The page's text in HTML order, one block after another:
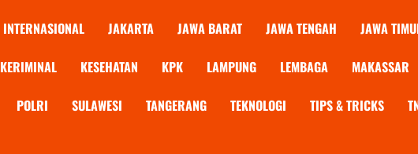
INTERNASIONAL JAKARTA JAWA BARAT JAWA TENGAH JAWA
KERIMINAL KESEHATAN KPK LAMPUNG LEMBAGA MAKASSAR
POLRI SULAWESI TANGERANG TEKNOLOGI TIPS & TRICKS